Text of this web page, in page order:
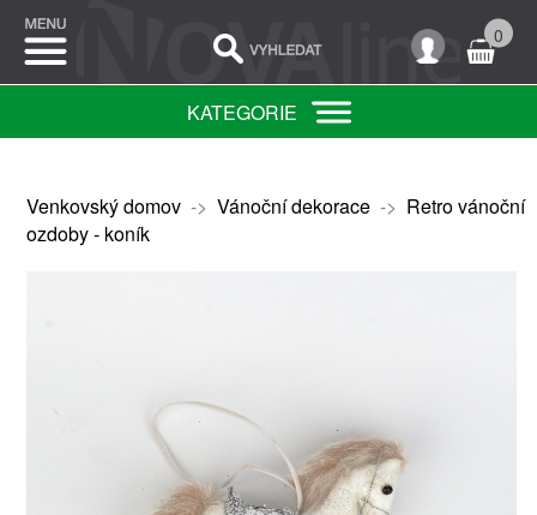
0
KATEGORIE
Venkovský domov-> Vánoční dekorace-> Retro vánoční
ozdoby - koník